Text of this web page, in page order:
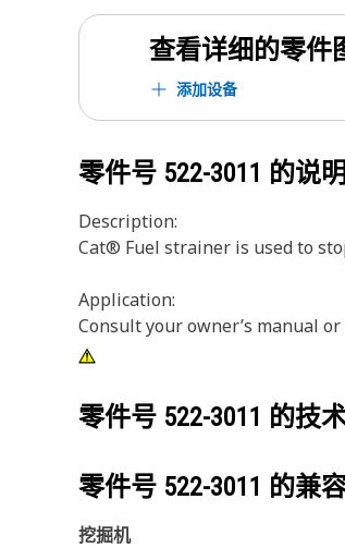
查看详细的零件
添加设备
零件号 522-3011 的说明
Description:
Cat® Fuel strainer is used to
Application:
Consult your owner’s manual
零件号 522-3011 的技
零件号 522-3011 的兼
挖掘机